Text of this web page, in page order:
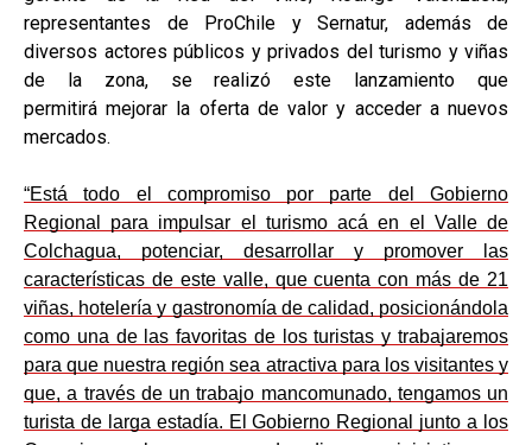
representantes de ProChile y Sernatur, además de
diversos actores públicos y privados del turismo y viñas
de la zona, se realizó este lanzamiento que
permitirá mejorar la oferta de valor y acceder a nuevos
mercados.
“Está todo el compromiso por parte del Gobierno
Regional para impulsar el turismo acá en el Valle de
Colchagua, potenciar, desarrollar y promover las
características de este valle, que cuenta con más de 21
viñas, hotelería y gastronomía de calidad, posicionándola
como una de las favoritas de los turistas y trabajaremos
para que nuestra región sea atractiva para los visitantes y
que, a través de un trabajo mancomunado, tengamos un
turista de larga estadía. El Gobierno Regional junto a los